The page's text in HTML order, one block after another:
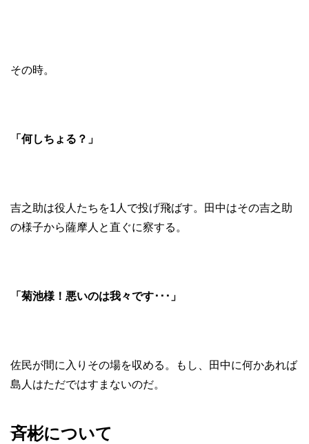
その時。
「何しちょる？」
吉之助は役人たちを1人で投げ飛ばす。田中はその吉之助
の様子から薩摩人と直ぐに察する。
「菊池様！悪いのは我々です･･･」
佐民が間に入りその場を収める。もし、田中に何かあれば
島人はただではすまないのだ。
斉彬について